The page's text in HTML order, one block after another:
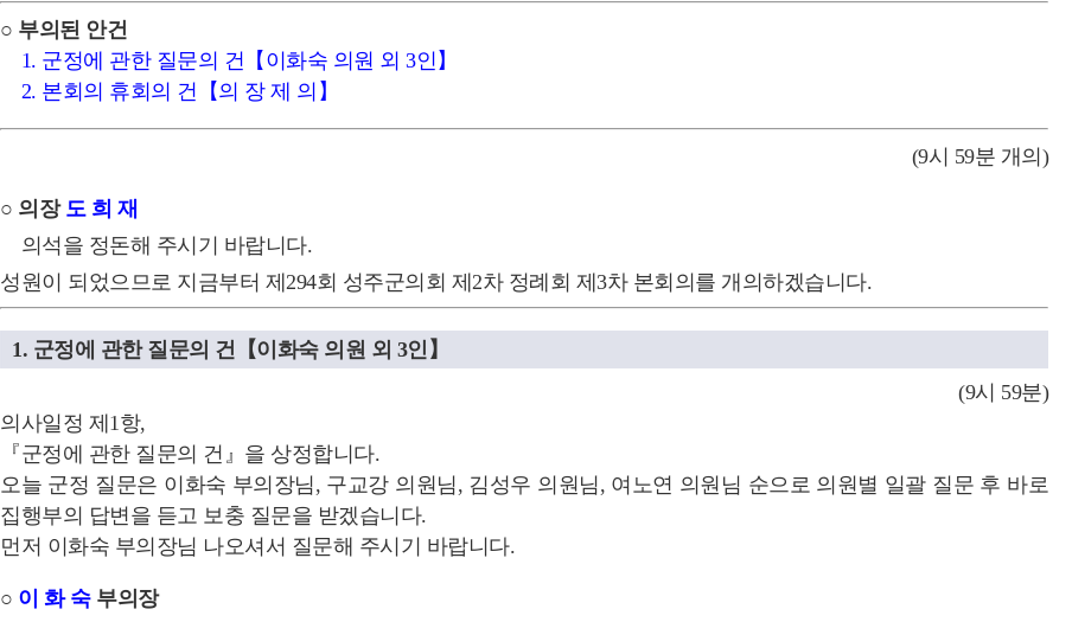
○ 부의된 안건
1. 군정에 관한 질문의 건【이화숙 의원 외 3인】
2. 본회의 휴회의 건【의 장 제 의】
(9시 59분 개의)
○ 의장 도 희 재
의석을 정돈해 주시기 바랍니다.
성원이 되었으므로 지금부터 제294회 성주군의회 제2차 정례회 제3차 본회의를 개의하겠습니다.
1. 군정에 관한 질문의 건【이화숙 의원 외 3인】
(9시 59분)
의사일정 제1항,
『군정에 관한 질문의 건』을 상정합니다.
오늘 군정 질문은 이화숙 부의장님, 구교강 의원님, 김성우 의원님, 여노연 의원님 순으로 의원별 일괄 질문 후 바로
집행부의 답변을 듣고 보충 질문을 받겠습니다.
먼저 이화숙 부의장님 나오셔서 질문해 주시기 바랍니다.
○ 이 화 숙부의장